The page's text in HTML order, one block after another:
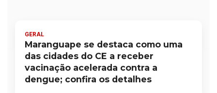
GERAL
Maranguape se destaca como uma
das cidades do CE a receber
vacinação acelerada contra a
dengue; confira os detalhes